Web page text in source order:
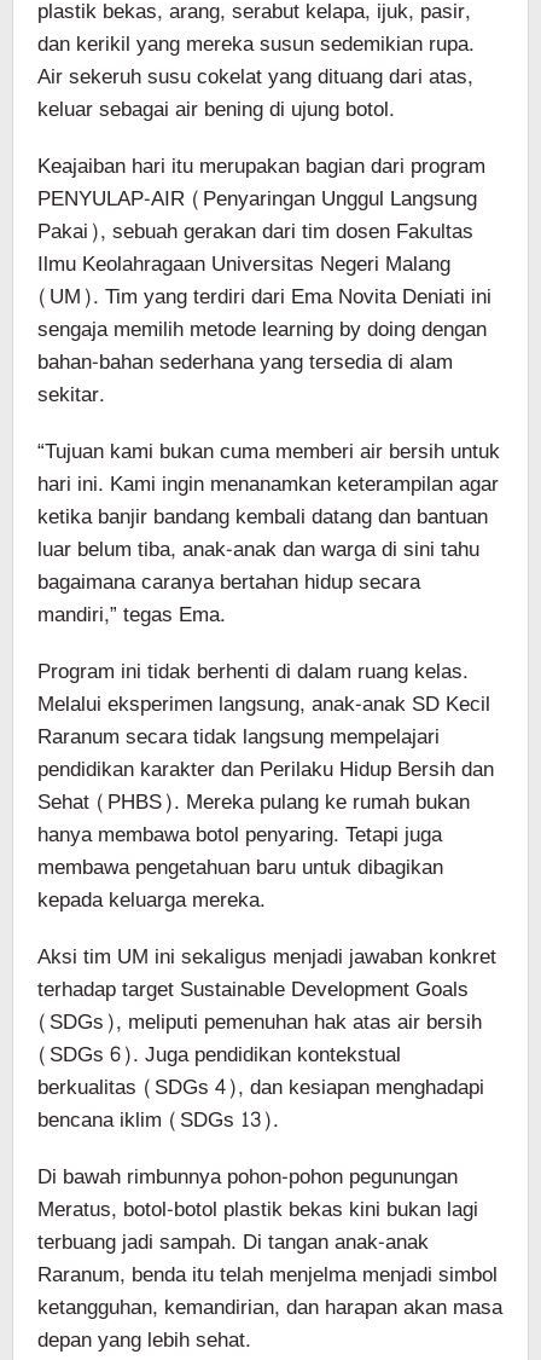
plastik bekas, arang, serabut kelapa, ijuk, pasir,
dan kerikil yang mereka susun sedemikian rupa.
Air sekeruh susu cokelat yang dituang dari atas,
keluar sebagai air bening di ujung botol.
Keajaiban hari itu merupakan bagian dari program
PENYULAP-AIR (Penyaringan Unggul Langsung
Pakai), sebuah gerakan dari tim dosen Fakultas
Ilmu Keolahragaan Universitas Negeri Malang
(UM). Tim yang terdiri dari Ema Novita Deniati ini
sengaja memilih metode learning by doing dengan
bahan-bahan sederhana yang tersedia di alam
sekitar.
“Tujuan kami bukan cuma memberi air bersih untuk
hari ini. Kami ingin menanamkan keterampilan agar
ketika banjir bandang kembali datang dan bantuan
luar belum tiba, anak-anak dan warga di sini tahu
bagaimana caranya bertahan hidup secara
mandiri,” tegas Ema.
Program ini tidak berhenti di dalam ruang kelas.
Melalui eksperimen langsung, anak-anak SD Kecil
Raranum secara tidak langsung mempelajari
pendidikan karakter dan Perilaku Hidup Bersih dan
Sehat (PHBS). Mereka pulang ke rumah bukan
hanya membawa botol penyaring. Tetapi juga
membawa pengetahuan baru untuk dibagikan
kepada keluarga mereka.
Aksi tim UM ini sekaligus menjadi jawaban konkret
terhadap target Sustainable Development Goals
(SDGs), meliputi pemenuhan hak atas air bersih
(SDGs 6). Juga pendidikan kontekstual
berkualitas (SDGs 4), dan kesiapan menghadapi
bencana iklim (SDGs 13).
Di bawah rimbunnya pohon-pohon pegunungan
Meratus, botol-botol plastik bekas kini bukan lagi
terbuang jadi sampah. Di tangan anak-anak
Raranum, benda itu telah menjelma menjadi simbol
ketangguhan, kemandirian, dan harapan akan masa
depan yang lebih sehat.